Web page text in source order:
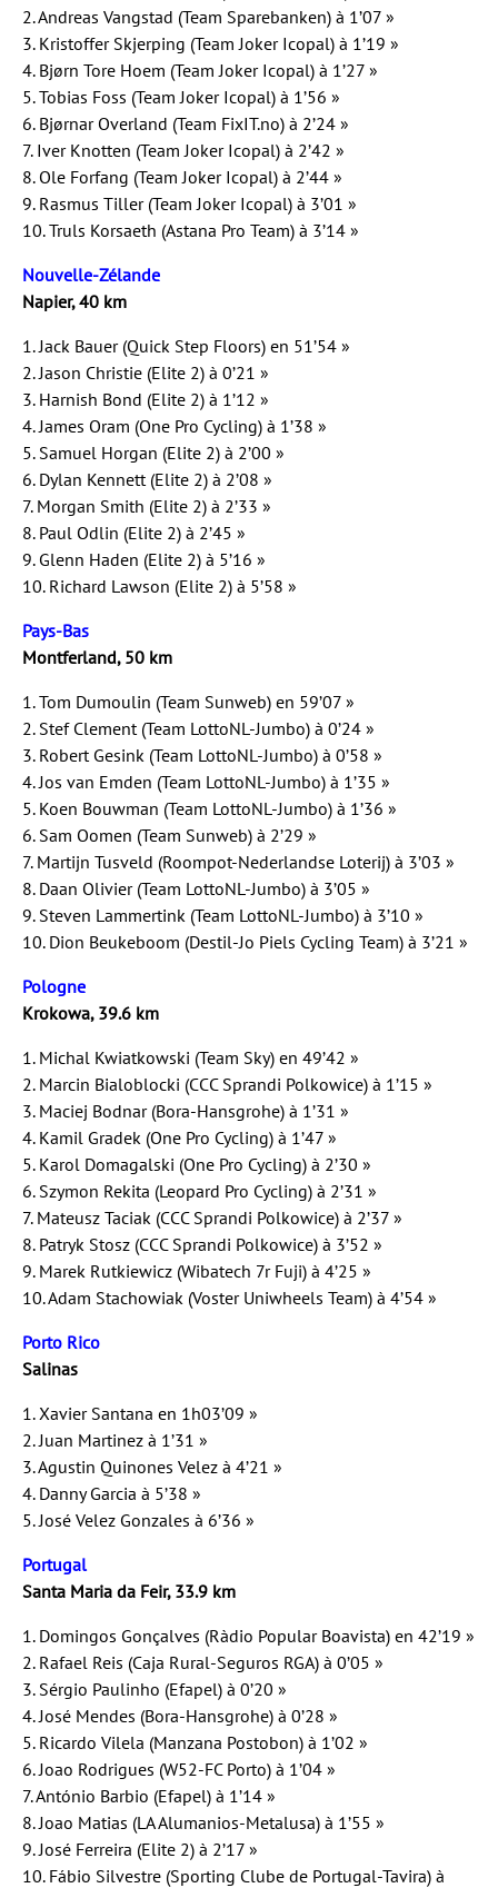
2. Andreas Vangstad (Team Sparebanken) à 1’07 »
3. Kristoffer Skjerping (Team Joker Icopal) à 1’19 »
4. Bjørn Tore Hoem (Team Joker Icopal) à 1’27 »
5. Tobias Foss (Team Joker Icopal) à 1’56 »
6. Bjørnar Overland (Team FixIT.no) à 2’24 »
7. Iver Knotten (Team Joker Icopal) à 2’42 »
8. Ole Forfang (Team Joker Icopal) à 2’44 »
9. Rasmus Tiller (Team Joker Icopal) à 3’01 »
10. Truls Korsaeth (Astana Pro Team) à 3’14 »
Nouvelle-Zélande
Napier, 40 km
1. Jack Bauer (Quick Step Floors) en 51’54 »
2. Jason Christie (Elite 2) à 0’21 »
3. Harnish Bond (Elite 2) à 1’12 »
4. James Oram (One Pro Cycling) à 1’38 »
5. Samuel Horgan (Elite 2) à 2’00 »
6. Dylan Kennett (Elite 2) à 2’08 »
7. Morgan Smith (Elite 2) à 2’33 »
8. Paul Odlin (Elite 2) à 2’45 »
9. Glenn Haden (Elite 2) à 5’16 »
10. Richard Lawson (Elite 2) à 5’58 »
Pays-Bas
Montferland, 50 km
1. Tom Dumoulin (Team Sunweb) en 59’07 »
2. Stef Clement (Team LottoNL-Jumbo) à 0’24 »
3. Robert Gesink (Team LottoNL-Jumbo) à 0’58 »
4. Jos van Emden (Team LottoNL-Jumbo) à 1’35 »
5. Koen Bouwman (Team LottoNL-Jumbo) à 1’36 »
6. Sam Oomen (Team Sunweb) à 2’29 »
7. Martijn Tusveld (Roompot-Nederlandse Loterij) à 3’03 »
8. Daan Olivier (Team LottoNL-Jumbo) à 3’05 »
9. Steven Lammertink (Team LottoNL-Jumbo) à 3’10 »
10. Dion Beukeboom (Destil-Jo Piels Cycling Team) à 3’21 »
Pologne
Krokowa, 39.6 km
1. Michal Kwiatkowski (Team Sky) en 49’42 »
2. Marcin Bialoblocki (CCC Sprandi Polkowice) à 1’15 »
3. Maciej Bodnar (Bora-Hansgrohe) à 1’31 »
4. Kamil Gradek (One Pro Cycling) à 1’47 »
5. Karol Domagalski (One Pro Cycling) à 2’30 »
6. Szymon Rekita (Leopard Pro Cycling) à 2’31 »
7. Mateusz Taciak (CCC Sprandi Polkowice) à 2’37 »
8. Patryk Stosz (CCC Sprandi Polkowice) à 3’52 »
9. Marek Rutkiewicz (Wibatech 7r Fuji) à 4’25 »
10. Adam Stachowiak (Voster Uniwheels Team) à 4’54 »
Porto Rico
Salinas
1. Xavier Santana en 1h03’09 »
2. Juan Martinez à 1’31 »
3. Agustin Quinones Velez à 4’21 »
4. Danny Garcia à 5’38 »
5. José Velez Gonzales à 6’36 »
Portugal
Santa Maria da Feir, 33.9 km
1. Domingos Gonçalves (Ràdio Popular Boavista) en 42’19 »
2. Rafael Reis (Caja Rural-Seguros RGA) à 0’05 »
3. Sérgio Paulinho (Efapel) à 0’20 »
4. José Mendes (Bora-Hansgrohe) à 0’28 »
5. Ricardo Vilela (Manzana Postobon) à 1’02 »
6. Joao Rodrigues (W52-FC Porto) à 1’04 »
7. António Barbio (Efapel) à 1’14 »
8. Joao Matias (LA Alumanios-Metalusa) à 1’55 »
9. José Ferreira (Elite 2) à 2’17 »
10. Fábio Silvestre (Sporting Clube de Portugal-Tavira) à